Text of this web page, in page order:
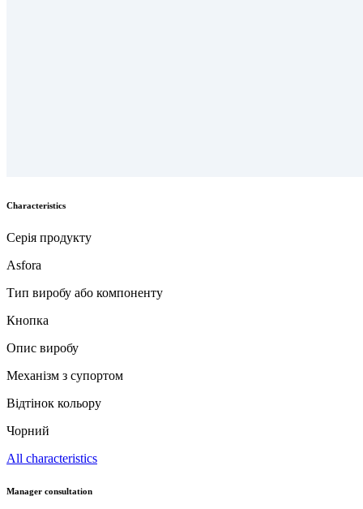
Characteristics
Серія продукту
Asfora
Тип виробу або компоненту
Кнопка
Опис виробу
Механізм з супортом
Відтінок кольору
Чорний
All characteristics
Manager consultation